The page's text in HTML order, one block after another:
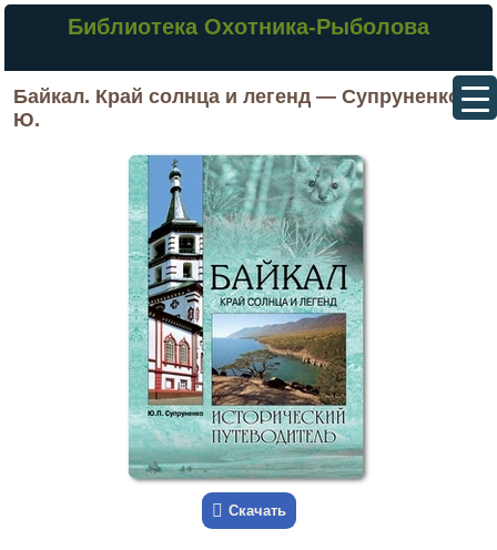
Библиотека Охотника-Рыболова
Байкал. Край солнца и легенд — Супруненко
Ю.
Скачать